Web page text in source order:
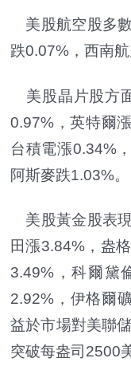
美股航空股多
跌0.07%，西南
美股晶片股方
0.97%，英特爾
台積電漲0.34%
阿斯麥跌1.03%。
美股黃金股表
田漲3.84%，盎
3.49%，科爾黛
2.92%，伊格爾
益於市場對美聯
突破每盎司2500